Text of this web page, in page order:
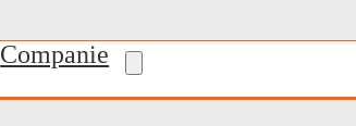
Companie